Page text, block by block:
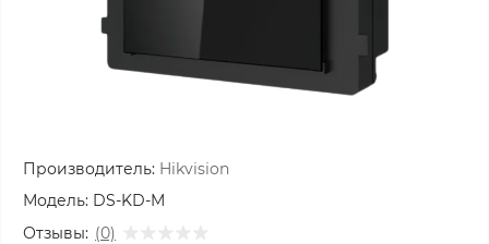
Производитель: Hikvision
Модель: DS-KD-M
Отзывы: (0)